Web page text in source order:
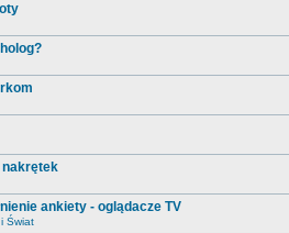
nakrętek
ankiety - oglądacze TV
Świat